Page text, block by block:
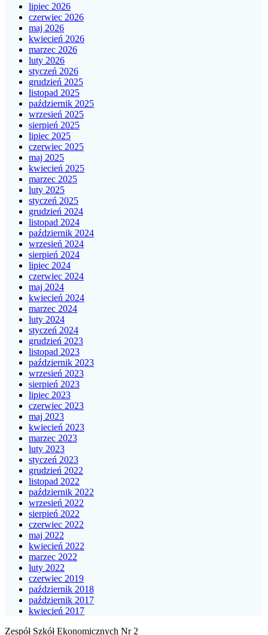
lipiec 2026
czerwiec 2026
maj 2026
kwiecień 2026
marzec 2026
luty 2026
styczeń 2026
grudzień 2025
listopad 2025
październik 2025
wrzesień 2025
sierpień 2025
lipiec 2025
czerwiec 2025
maj 2025
kwiecień 2025
marzec 2025
luty 2025
styczeń 2025
grudzień 2024
listopad 2024
październik 2024
wrzesień 2024
sierpień 2024
lipiec 2024
czerwiec 2024
maj 2024
kwiecień 2024
marzec 2024
luty 2024
styczeń 2024
grudzień 2023
listopad 2023
październik 2023
wrzesień 2023
sierpień 2023
lipiec 2023
czerwiec 2023
maj 2023
kwiecień 2023
marzec 2023
luty 2023
styczeń 2023
grudzień 2022
listopad 2022
październik 2022
wrzesień 2022
sierpień 2022
czerwiec 2022
maj 2022
kwiecień 2022
marzec 2022
luty 2022
czerwiec 2019
październik 2018
październik 2017
kwiecień 2017
Zespół Szkół Ekonomicznych Nr 2